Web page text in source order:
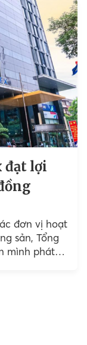
đạt lợi
đơn vị hoạt
sản, Tổng
mình phát